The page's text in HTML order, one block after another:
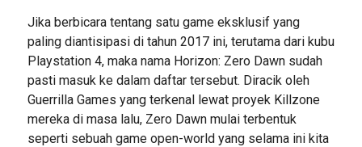
Jika berbicara tentang satu game eksklusif yang
paling diantisipasi di tahun 2017 ini, terutama dari kubu
Playstation 4, maka nama Horizon: Zero Dawn sudah
pasti masuk ke dalam daftar tersebut. Diracik oleh
Guerrilla Games yang terkenal lewat proyek Killzone
mereka di masa lalu, Zero Dawn mulai terbentuk
seperti sebuah game open-world yang selama ini kita